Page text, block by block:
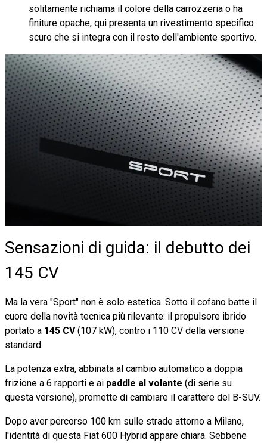
solitamente richiama il colore della carrozzeria o ha
finiture opache, qui presenta un rivestimento specifico
scuro che si integra con il resto dell'ambiente sportivo.
Sensazioni di guida: il debutto dei
145 CV
Ma la vera "Sport" non è solo estetica. Sotto il cofano batte il
cuore della novità tecnica più rilevante: il propulsore ibrido
portato a 145 CV(107 kW), contro i 110 CV della versione
standard.
La potenza extra, abbinata al cambio automatico a doppia
frizione a 6 rapporti e ai paddle al volante (di serie su
questa versione), promette di cambiare il carattere del B-SUV.
Dopo aver percorso 100 km sulle strade attorno a Milano,
l'identità di questa Fiat 600 Hybrid appare chiara. Sebbene